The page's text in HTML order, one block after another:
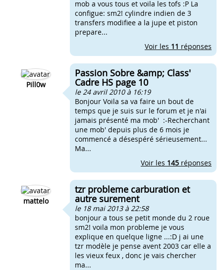
mob a vous tous et voila les tofs :P La
configue: sm2! cylindre indien de 3
transfers modifiee a la jupe et piston
prepare...
Voir les 11 réponses
Pill0w
Passion Sobre &amp; Class'
Cadre HS page 10
le 24 avril 2010 à 16:19
Bonjour Voila sa va faire un bout de
temps que je suis sur le forum et je n'ai
jamais présenté ma mob' :-Recherchant
une mob' depuis plus de 6 mois je
commencé a désespéré sérieusement...
Ma...
Voir les 145 réponses
mattelo
tzr probleme carburation et
autre surement
le 18 mai 2013 à 22:58
bonjour a tous se petit monde du 2 roue
sm2! voila mon probleme je vous
explique en quelque ligne ...:D j ai une
tzr modèle je pense avent 2003 car elle a
les vieux feux , donc je vais chercher
ma...